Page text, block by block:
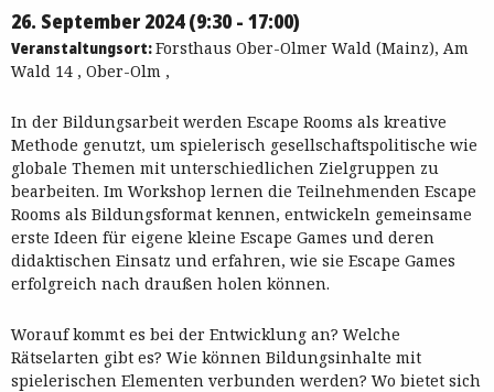
26. September 2024 (9:30 - 17:00)
Veranstaltungsort:Forsthaus Ober-Olmer Wald (Mainz), Am
Wald 14 , Ober-Olm ,
In der Bildungsarbeit werden Escape Rooms als kreative
Methode genutzt, um spielerisch gesellschaftspolitische wie
globale Themen mit unterschiedlichen Zielgruppen zu
bearbeiten. Im Workshop lernen die Teilnehmenden Escape
Rooms als Bildungsformat kennen, entwickeln gemeinsame
erste Ideen für eigene kleine Escape Games und deren
didaktischen Einsatz und erfahren, wie sie Escape Games
erfolgreich nach draußen holen können.
Worauf kommt es bei der Entwicklung an? Welche
Rätselarten gibt es? Wie können Bildungsinhalte mit
spielerischen Elementen verbunden werden? Wo bietet sich